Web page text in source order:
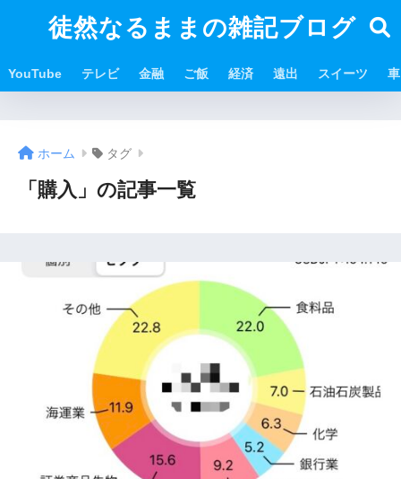
徒然なるままの雑記ブログ
YouTube テレビ 金融 ご飯 経済 遠出 スイーツ 車
ホーム タグ
「購入」の記事一覧